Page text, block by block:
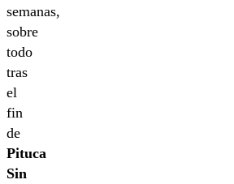
semanas,
sobre
todo
tras
el
fin
de
Pituca
Sin